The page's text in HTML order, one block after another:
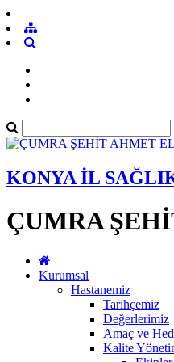
KONYA İL
ÇUMRA
Kurumsal
Hastanemiz
Tarihçemiz
Değerlerimiz
Amaç ve
Kalite